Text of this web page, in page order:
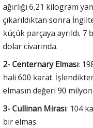
ağırlığı 6,21 kilogram
çıkarıldıktan sonra
küçük parçaya ayrıldı.
dolar civarında.
2- Centernary Elması:
hali 600 karat.
elmasın değeri 90
3- Cullinan Mirası: 104
bir elmas.